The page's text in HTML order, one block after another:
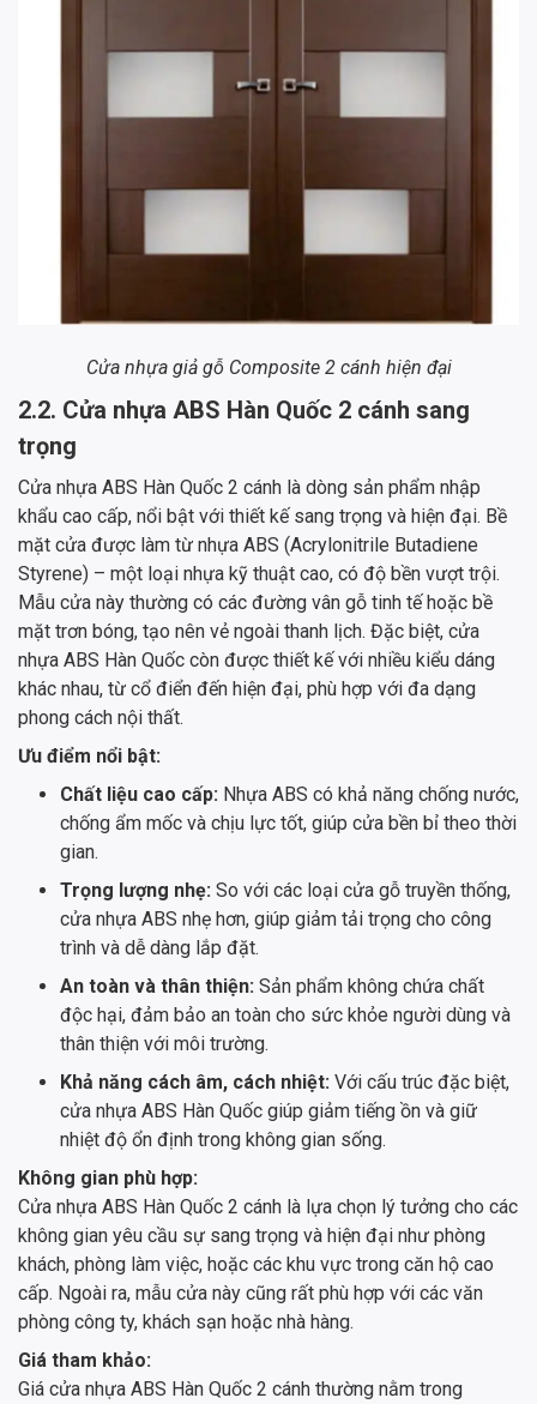
Cửa nhựa giả gỗ Composite 2 cánh hiện đại
2.2. Cửa nhựa ABS Hàn Quốc 2 cánh sang
trọng
Cửa nhựa ABS Hàn Quốc 2 cánh là dòng sản phẩm nhập
khẩu cao cấp, nổi bật với thiết kế sang trọng và hiện đại. Bề
mặt cửa được làm từ nhựa ABS (Acrylonitrile Butadiene
Styrene) – một loại nhựa kỹ thuật cao, có độ bền vượt trội.
Mẫu cửa này thường có các đường vân gỗ tinh tế hoặc bề
mặt trơn bóng, tạo nên vẻ ngoài thanh lịch. Đặc biệt, cửa
nhựa ABS Hàn Quốc còn được thiết kế với nhiều kiểu dáng
khác nhau, từ cổ điển đến hiện đại, phù hợp với đa dạng
phong cách nội thất.
Ưu điểm nổi bật:
Chất liệu cao cấp: Nhựa ABS có khả năng chống nước,
chống ẩm mốc và chịu lực tốt, giúp cửa bền bỉ theo thời
gian.
Trọng lượng nhẹ: So với các loại cửa gỗ truyền thống,
cửa nhựa ABS nhẹ hơn, giúp giảm tải trọng cho công
trình và dễ dàng lắp đặt.
An toàn và thân thiện: Sản phẩm không chứa chất
độc hại, đảm bảo an toàn cho sức khỏe người dùng và
thân thiện với môi trường.
Khả năng cách âm, cách nhiệt: Với cấu trúc đặc biệt,
cửa nhựa ABS Hàn Quốc giúp giảm tiếng ồn và giữ
nhiệt độ ổn định trong không gian sống.
Không gian phù hợp:
Cửa nhựa ABS Hàn Quốc 2 cánh là lựa chọn lý tưởng cho các
không gian yêu cầu sự sang trọng và hiện đại như phòng
khách, phòng làm việc, hoặc các khu vực trong căn hộ cao
cấp. Ngoài ra, mẫu cửa này cũng rất phù hợp với các văn
phòng công ty, khách sạn hoặc nhà hàng.
Giá tham khảo:
Giá cửa nhựa ABS Hàn Quốc 2 cánh thường nằm trong